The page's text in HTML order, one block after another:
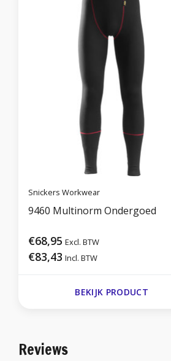
Snickers Workwear
9460 Multinorm Ondergoed
€68,95 Excl. BTW
€83,43 Incl. BTW
BEKIJK PRODUCT
Reviews